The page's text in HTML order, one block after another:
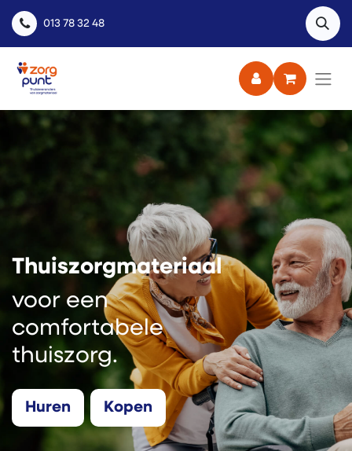
013 78 32 48
Thuiszorgmateriaal
voor een
comfortabele
thuiszorg.
Hure​​​​​​n Kopen